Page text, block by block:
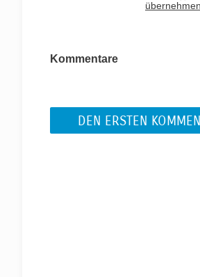
übernehmen
Kommentare
DEN ERSTEN